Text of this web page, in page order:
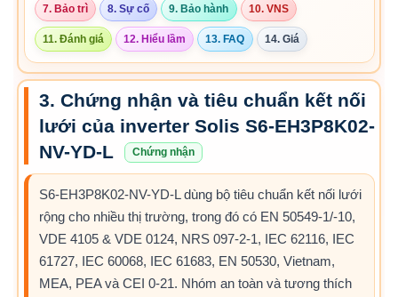
7. Bảo trì 8. Sự cố 9. Bảo hành 10. VNS
11. Đánh giá 12. Hiểu lầm 13. FAQ 14. Giá
3. Chứng nhận và tiêu chuẩn kết nối
lưới của inverter Solis S6-EH3P8K02-
NV-YD-L
Chứng nhận
S6-EH3P8K02-NV-YD-L dùng bộ tiêu chuẩn kết nối lưới
rộng cho nhiều thị trường, trong đó có EN 50549-1/-10,
VDE 4105 & VDE 0124, NRS 097-2-1, IEC 62116, IEC
61727, IEC 60068, IEC 61683, EN 50530, Vietnam,
MEA, PEA và CEI 0-21. Nhóm an toàn và tương thích